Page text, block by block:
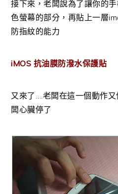
接下來，老闆說為了讓你的
色螢幕的部分，再貼上一層
防指紋的能力
iMOS 抗油膜防潑水保護貼
又來了….老闆在這一個動作
闆心臟停了